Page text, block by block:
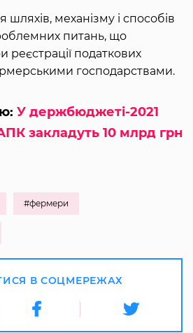
механізму і способів
питань, що
реєстрації податкових
господарствами.
У держбюджеті-2021
закладуть 10 млрд грн
#фермери
В СОЦМЕРЕЖАХ